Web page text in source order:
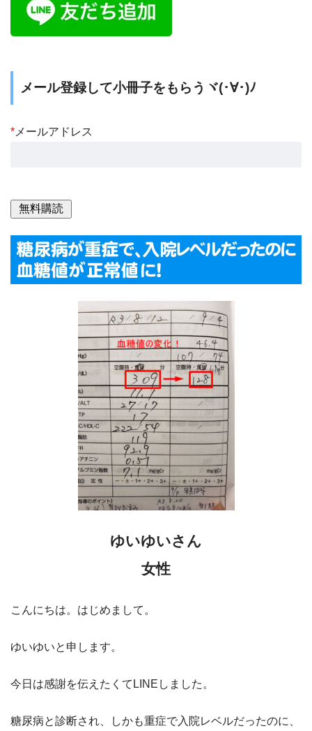
メール登録して小冊子をもらうヾ(･∀･)ﾉ
* メールアドレス
ゆいゆいさん
女性
こんにちは。はじめまして。
ゆいゆいと申します。
今日は感謝を伝えたくてLINEしました。
糖尿病と診断され、しかも重症で入院レベルだったのに、